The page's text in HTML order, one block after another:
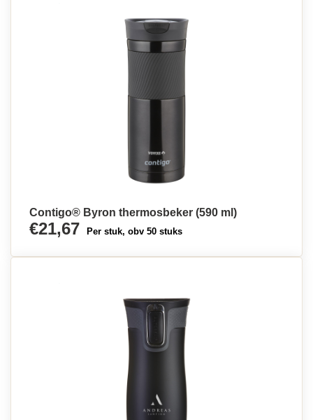
Contigo® Byron thermosbeker (590 ml)
€21,67 Per stuk, obv 50 stuks